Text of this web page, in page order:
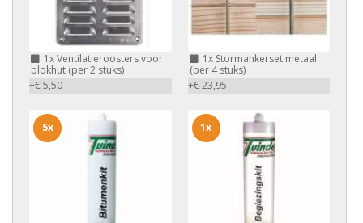
1xVentilatieroosters voor
blokhut (per 2 stuks)
+€ 5,50
1xStormankerset metaal
(per 4 stuks)
+€ 23,95
5x 1x